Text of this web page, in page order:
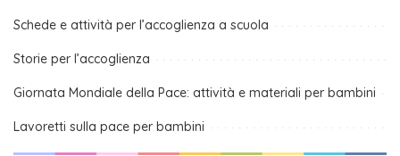
Schede e attività per l’accoglienza a scuola
Storie per l’accoglienza
Giornata Mondiale della Pace: attività e materiali per bambini
Lavoretti sulla pace per bambini